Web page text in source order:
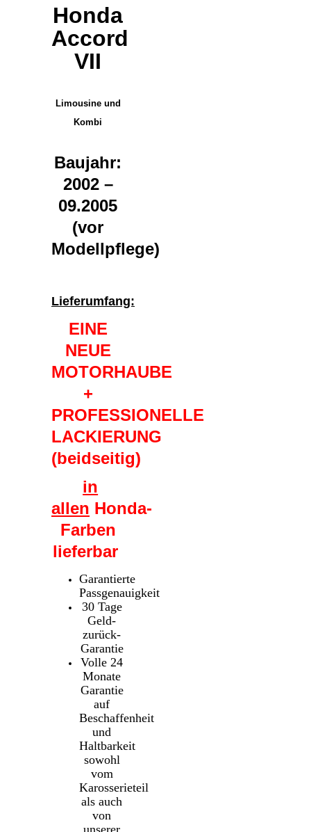
Honda
Accord
VII
Limousine und
Kombi
Baujahr:
2002 –
09.2005
(vor
Modellpflege)
Lieferumfang:
EINE
NEUE
MOTORHAUBE
+
PROFESSIONELLE
LACKIERUNG
(beidseitig)
in
allen Honda-
Farben
lieferbar
Garantierte
Passgenauigkeit
30 Tage
Geld-
zurück-
Garantie
Volle 24
Monate
Garantie
auf
Beschaffenheit
und
Haltbarkeit
sowohl
vom
Karosserieteil
als auch
von